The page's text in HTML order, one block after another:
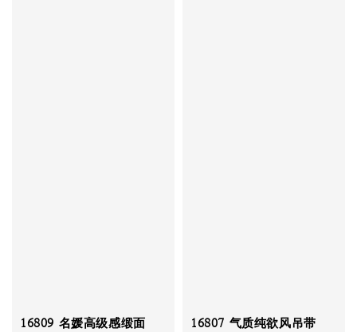
16809 名媛高级感缎面
16807 气质纯欲风吊带